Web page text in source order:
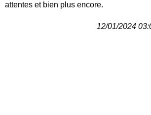
attentes et bien plus encore.
12/01/2024